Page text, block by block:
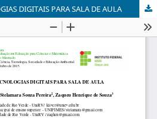
DIGITAIS PARA SALA DE AULA